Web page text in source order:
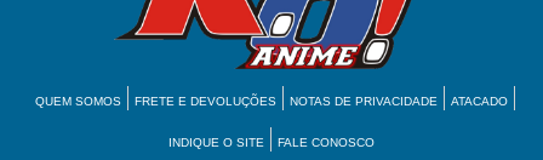
QUEM SOMOS FRETE E DEVOLUÇÕES NOTAS DE PRIVACIDADE ATACADO
INDIQUE O SITE FALE CONOSCO